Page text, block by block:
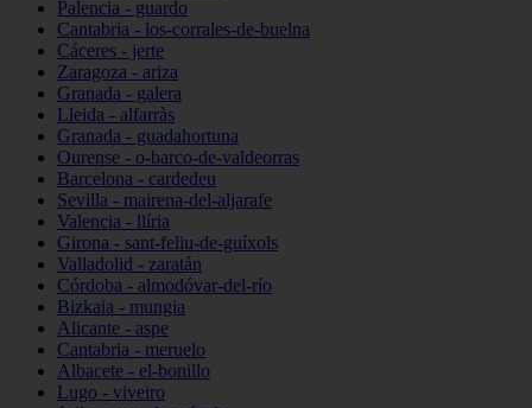
Palencia - guardo
Cantabria - los-corrales-de-buelna
Cáceres - jerte
Zaragoza - ariza
Granada - galera
Lleida - alfarràs
Granada - guadahortuna
Ourense - o-barco-de-valdeorras
Barcelona - cardedeu
Sevilla - mairena-del-aljarafe
Valencia - llíria
Girona - sant-feliu-de-guíxols
Valladolid - zaratán
Córdoba - almodóvar-del-río
Bizkaia - mungia
Alicante - aspe
Cantabria - meruelo
Albacete - el-bonillo
Lugo - viveiro